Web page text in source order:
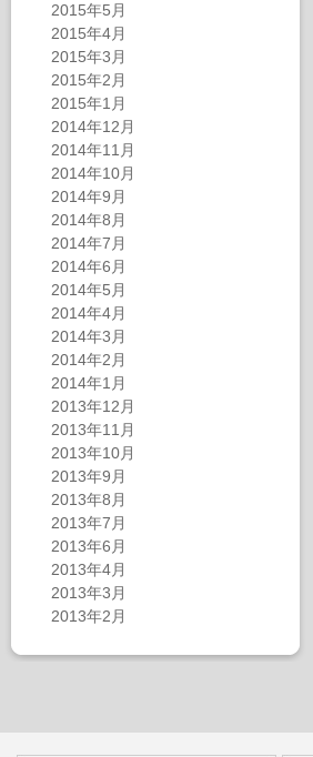
2015年5月
2015年4月
2015年3月
2015年2月
2015年1月
2014年12月
2014年11月
2014年10月
2014年9月
2014年8月
2014年7月
2014年6月
2014年5月
2014年4月
2014年3月
2014年2月
2014年1月
2013年12月
2013年11月
2013年10月
2013年9月
2013年8月
2013年7月
2013年6月
2013年4月
2013年3月
2013年2月